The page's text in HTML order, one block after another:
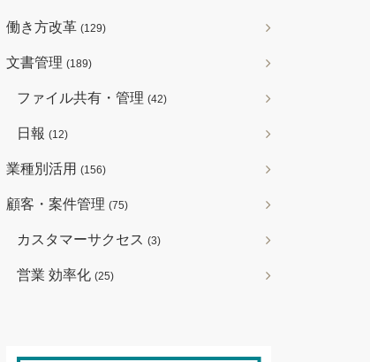
働き方改革 (129)
文書管理 (189)
ファイル共有・管理 (42)
日報 (12)
業種別活用 (156)
顧客・案件管理 (75)
カスタマーサクセス (3)
営業 効率化 (25)